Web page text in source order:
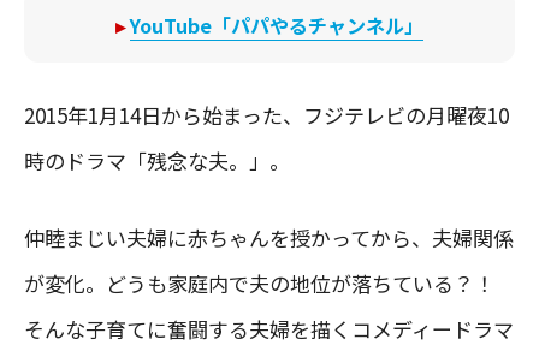
▸YouTube「パパやるチャンネル」
2015年1月14日から始まった、フジテレビの月曜夜10
時のドラマ「残念な夫。」。
仲睦まじい夫婦に赤ちゃんを授かってから、夫婦関係
が変化。どうも家庭内で夫の地位が落ちている？！
そんな子育てに奮闘する夫婦を描くコメディードラマ